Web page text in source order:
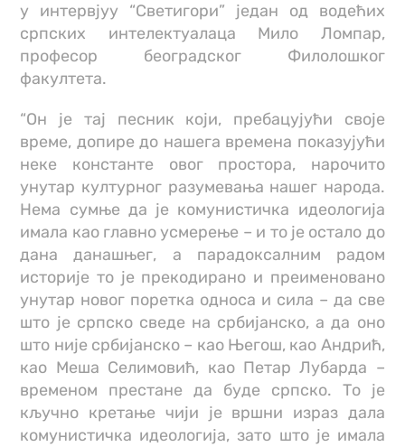
у интервјуу “Светигори” један од водећих
српских интелектуалаца Мило Ломпар,
професор београдског Филолошког
факултета.
“Он је тај песник који, пребацујући своје
време, допире до нашега времена показујући
неке константе овог простора, нарочито
унутар културног разумевања нашег народа.
Нема сумње да је комунистичка идеологија
имала као главно усмерење – и то је остало до
дана данашњег, а парадоксалним радом
историје то је прекодирано и преименовано
унутар новог поретка односа и сила – да све
што је српско сведе на србијанско, а да оно
што није србијанско – као Његош, као Андрић,
као Меша Селимовић, као Петар Лубарда –
временом престане да буде српско. То је
кључно кретање чији је вршни израз дала
комунистичка идеологија, зато што је имала